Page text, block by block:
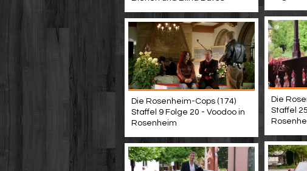
Die
Staffel
Die Rosenheim-Cops (174)
Staffel 9 Folge 20 - Voodoo in
Rosenheim